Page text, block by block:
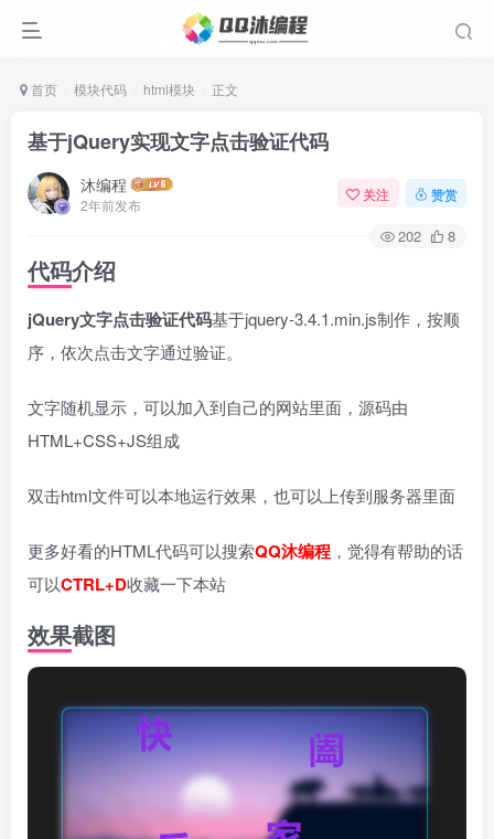
首页 模块代码 html模块 正文
基于jQuery实现文字点击验证代码
沐编程
2年前发布
关注 赞赏
202 8
代码介绍
jQuery文字点击验证代码基于jquery-3.4.1.min.js制作，按顺
序，依次点击文字通过验证。
文字随机显示，可以加入到自己的网站里面，源码由
HTML+CSS+JS组成
双击html文件可以本地运行效果，也可以上传到服务器里面
更多好看的HTML代码可以搜索QQ沐编程 ，觉得有帮助的话
可以CTRL+D收藏一下本站
效果截图